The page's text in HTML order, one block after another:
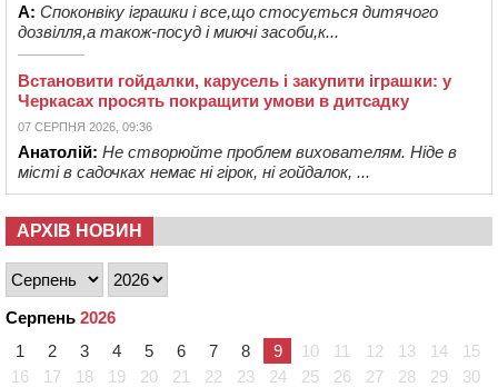
А: Споконвіку іграшки і все,що стосується дитячого
дозвілля,а також-посуд і миючі засоби,к...
Встановити гойдалки, карусель і закупити іграшки: у
Черкасах просять покращити умови в дитсадку
07 СЕРПНЯ 2026, 09:36
Анатолій: Не створюйте проблем вихователям. Ніде в
місті в садочках немає ні гірок, ні гойдалок, ...
АРХІВ НОВИН
Серпень 2026
1
2 3 4 5 6 7 8 9 10 11 12 13 14
15
16
17 18 19 20 21 22 23 24 25 26 27 28 29 30